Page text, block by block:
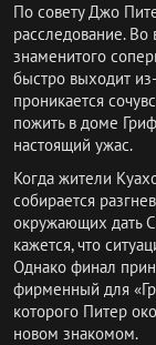
По совету Джо
расследование. Во
знаменитого
быстро выходит
проникается
пожить в доме
настоящий ужас.
Когда жители
собирается
окружающих дать
кажется, что
Однако финал
фирменный для
которого Питер
новом знакомом.